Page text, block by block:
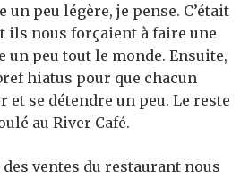
peu légère, je pense. C’était
ils nous forçaient à faire une
un peu tout le monde. Ensuite,
hiatus pour que chacun
et se détendre un peu. Le reste
au River Café.
ventes du restaurant nous